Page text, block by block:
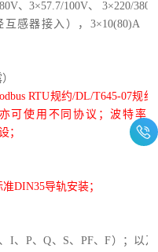
、3×57.7/100V、3×220/380V
互感器接入）， 3×10(80)A（
RTU规约/DL/T645-07规约
可使用不同协议；波特率
；
DIN35导轨安装；
I、P、Q、S、PF、F）；以及